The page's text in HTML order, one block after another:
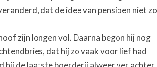
dat de idee van pensioen niet zo
zijn longen vol. Daarna begon hij nog
dat hij zo vaak voor lief had
hij de laatste boerderij alweer ver achter